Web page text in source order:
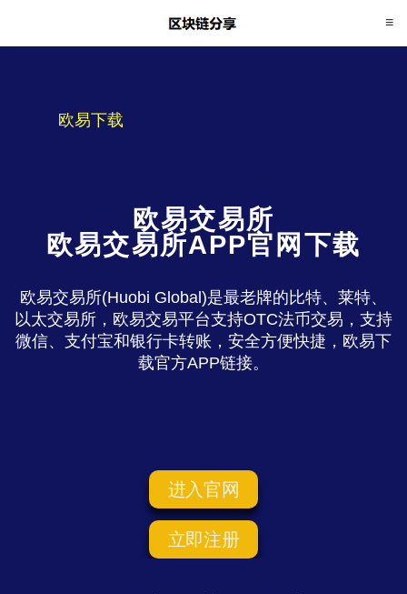
欧易下载
欧易交易所
欧易交易所APP官网下载
欧易交易所(Huobi Global)是最老牌的比特、莱特、
以太交易所，欧易交易平台支持OTC法币交易，支持
微信、支付宝和银行卡转账，安全方便快捷，欧易下
载官方APP链接。
进入官网
立即注册